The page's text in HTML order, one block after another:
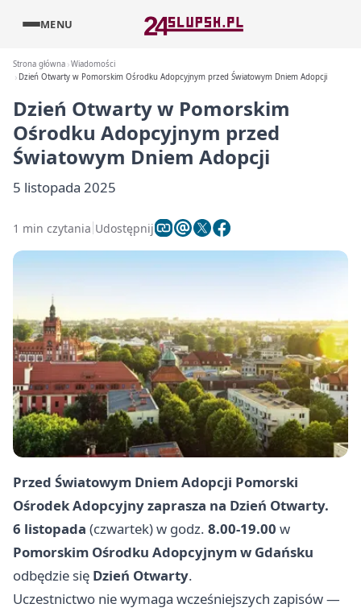
MENU
Strona główna Wiadomości
Dzień Otwarty w Pomorskim Ośrodku Adopcyjnym przed Światowym Dniem Adopcji
Dzień Otwarty w Pomorskim
Ośrodku Adopcyjnym przed
Światowym Dniem Adopcji
5 listopada 2025
1 min czytania Udostępnij
Przed Światowym Dniem Adopcji Pomorski
Ośrodek Adopcyjny zaprasza na Dzień Otwarty.
6 listopada (czwartek) w godz. 8.00-19.00 w
Pomorskim Ośrodku Adopcyjnym w Gdańsku
odbędzie się Dzień Otwarty.
Uczestnictwo nie wymaga wcześniejszych zapisów —